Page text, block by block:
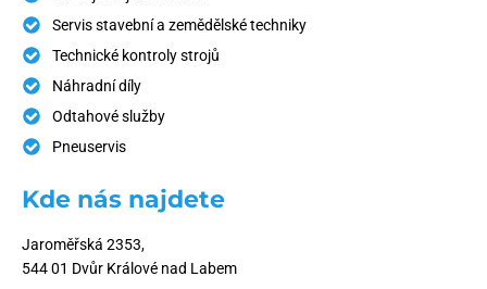
Servis stavební a zemědělské techniky
Technické kontroly strojů
Náhradní díly
Odtahové služby
Pneuservis
Kde nás najdete
Jaroměřská 2353,
544 01 Dvůr Králové nad Labem